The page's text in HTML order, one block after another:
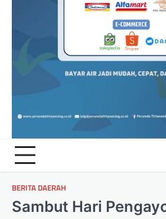
BERITA DAERAH
Sambut Hari